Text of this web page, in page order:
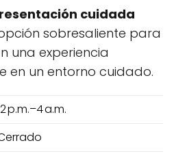
cuidada
sobresaliente para
una experiencia
en un entorno cuidado.
p.m.–4 a.m.